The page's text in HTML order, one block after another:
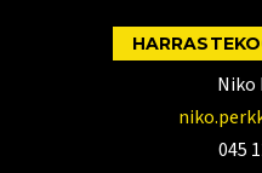
Niko
045